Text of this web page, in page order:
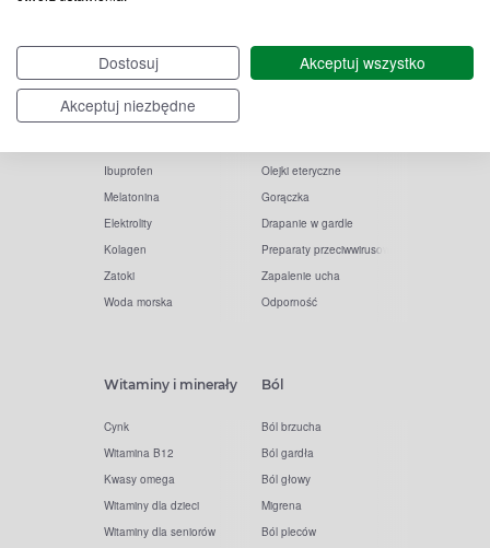
Dostosuj
Akceptuj wszystko
Akceptuj niezbędne
Witamina C
Krople do oczu
Tran
Ibuprofen
Melatonina
Elektrolity
Kolagen
Zatoki
Woda morska
Krople do nosa
Olejki eteryczne
Gorączka
Drapanie w gardle
Preparaty przeciwwirusowe
Zapalenie ucha
Odporność
Witaminy i minerały
Cynk
Witamina B12
Kwasy omega
Witaminy dla dzieci
Witaminy dla seniorów
Ból
Ból brzucha
Ból gardła
Ból głowy
Migrena
Ból pleców